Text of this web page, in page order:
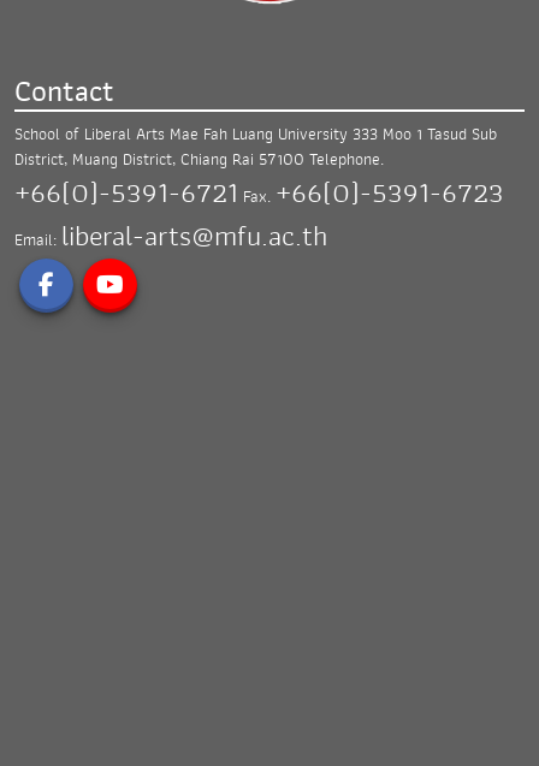
Contact
School of Liberal Arts Mae Fah Luang University 333 Moo 1 Tasud Sub
District, Muang District,Chiang Rai 57100 Telephone.
+66(0)-5391-6721 Fax. +66(0)-5391-6723
Email: liberal-arts@mfu.ac.th